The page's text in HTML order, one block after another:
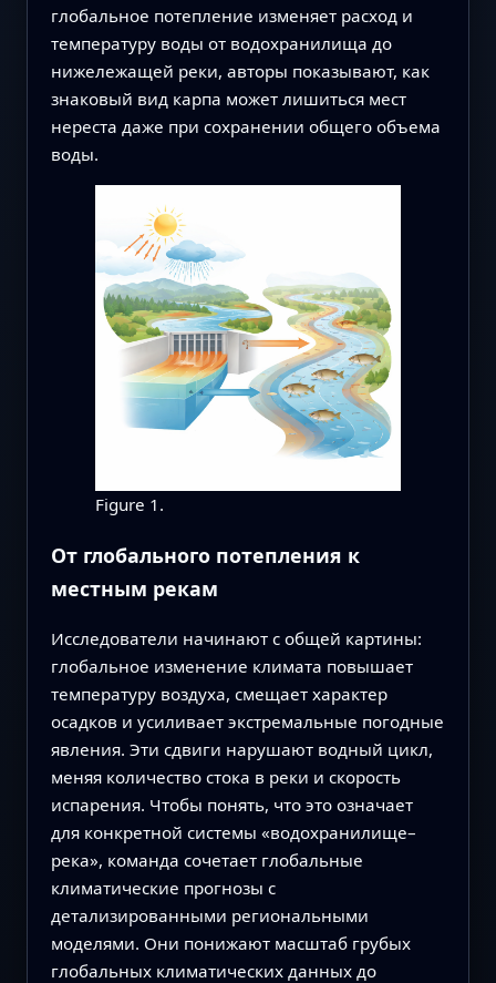
глобальное потепление изменяет расход и
температуру воды от водохранилища до
нижележащей реки, авторы показывают, как
знаковый вид карпа может лишиться мест
нереста даже при сохранении общего объема
воды.
Figure 1.
От глобального потепления к
местным рекам
Исследователи начинают с общей картины:
глобальное изменение климата повышает
температуру воздуха, смещает характер
осадков и усиливает экстремальные погодные
явления. Эти сдвиги нарушают водный цикл,
меняя количество стока в реки и скорость
испарения. Чтобы понять, что это означает
для конкретной системы «водохранилище–
река», команда сочетает глобальные
климатические прогнозы с
детализированными региональными
моделями. Они понижают масштаб грубых
глобальных климатических данных до